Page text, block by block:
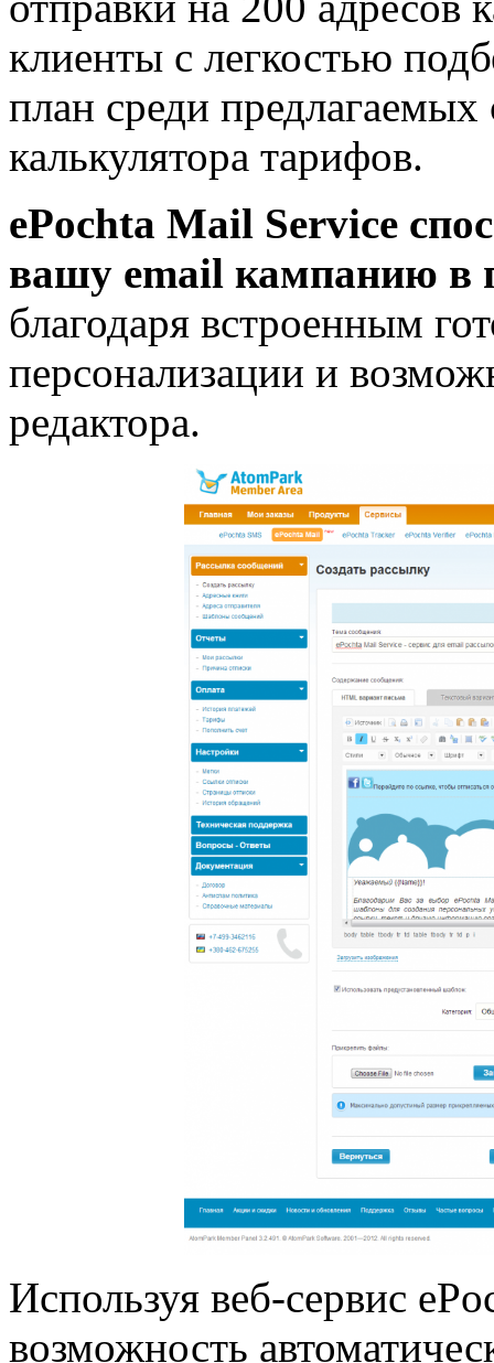
клиенты с легкостью
план среди
калькулятора тарифов.
ePochta Mail Service
вашу email кампанию в
благодаря встроенным
персонализации и
редактора.
Используя веб-сервис
возможность